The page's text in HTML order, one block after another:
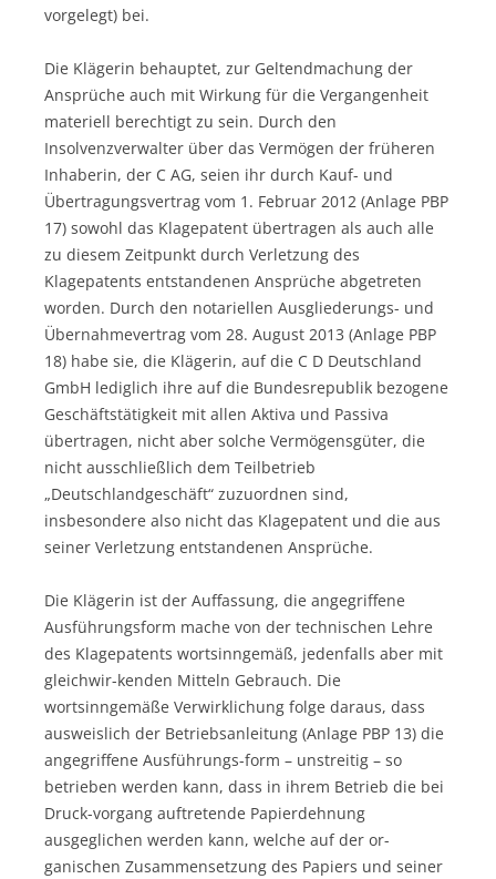
vorgelegt) bei.
Die Klägerin behauptet, zur Geltendmachung der
Ansprüche auch mit Wirkung für die Vergangenheit
materiell berechtigt zu sein. Durch den
Insolvenzverwalter über das Vermögen der früheren
Inhaberin, der C AG, seien ihr durch Kauf- und
Übertragungsvertrag vom 1. Februar 2012 (Anlage PBP
17) sowohl das Klagepatent übertragen als auch alle
zu diesem Zeitpunkt durch Verletzung des
Klagepatents entstandenen Ansprüche abgetreten
worden. Durch den notariellen Ausgliederungs- und
Übernahmevertrag vom 28. August 2013 (Anlage PBP
18) habe sie, die Klägerin, auf die C D Deutschland
GmbH lediglich ihre auf die Bundesrepublik bezogene
Geschäftstätigkeit mit allen Aktiva und Passiva
übertragen, nicht aber solche Vermögensgüter, die
nicht ausschließlich dem Teilbetrieb
„Deutschlandgeschäft“ zuzuordnen sind,
insbesondere also nicht das Klagepatent und die aus
seiner Verletzung entstandenen Ansprüche.
Die Klägerin ist der Auffassung, die angegriffene
Ausführungsform mache von der technischen Lehre
des Klagepatents wortsinngemäß, jedenfalls aber mit
gleichwir-kenden Mitteln Gebrauch. Die
wortsinngemäße Verwirklichung folge daraus, dass
ausweislich der Betriebsanleitung (Anlage PBP 13) die
angegriffene Ausführungs-form – unstreitig – so
betrieben werden kann, dass in ihrem Betrieb die bei
Druck-vorgang auftretende Papierdehnung
ausgeglichen werden kann, welche auf der or-
ganischen Zusammensetzung des Papiers und seiner